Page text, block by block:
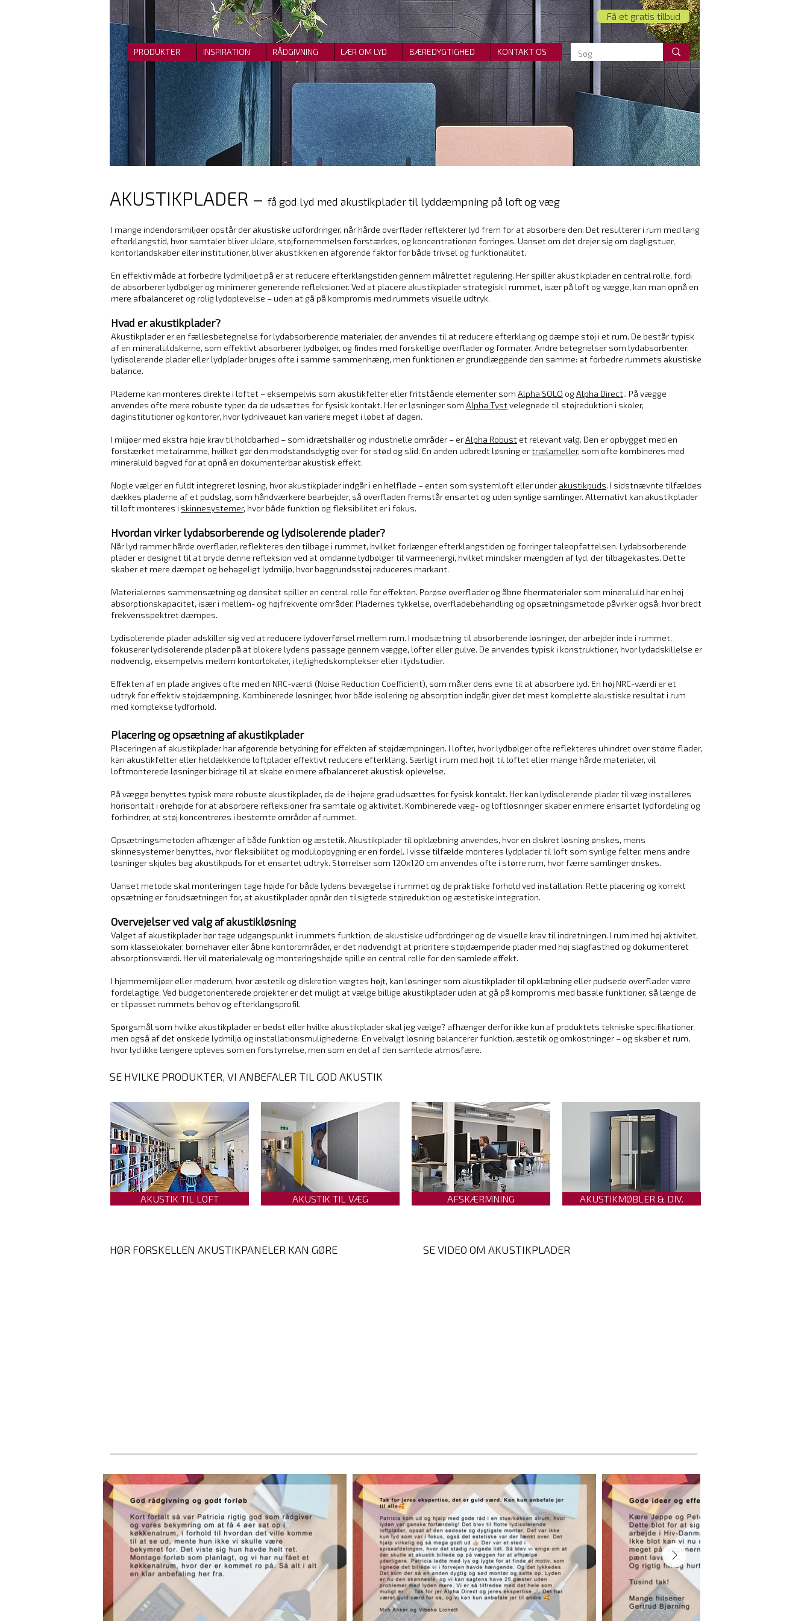
AKUSTIKPLADER – få god lyd med akustikplader til lyddæmpning på loft og væg
I mange indendørsmiljøer opstår der akustiske udfordringer, når hårde overflader reflekterer lyd frem for at absorbere den. Det resulterer i rum med lang
efterklangstid, hvor samtaler bliver uklare, støjfornemmelsen forstærkes, og koncentrationen forringes. Uanset om det drejer sig om dagligstuer,
kontorlandskaber eller institutioner, bliver akustikken en afgørende faktor for både trivsel og funktionalitet.
En effektiv måde at forbedre lydmiljøet på er at reducere efterklangstiden gennem målrettet regulering. Her spiller akustikplader en central rolle, fordi
de absorberer lydbølger og minimerer generende refleksioner. Ved at placere akustikplader strategisk i rummet, især på loft og vægge, kan man opnå en
mere afbalanceret og rolig lydoplevelse – uden at gå på kompromis med rummets visuelle udtryk.
Hvad er akustikplader?
Akustikplader er en fællesbetegnelse for lydabsorberende materialer, der anvendes til at reducere efterklang og dæmpe støj i et rum. De består typisk
af en mineraluldskerne, som effektivt absorberer lydbølger, og findes med forskellige overflader og formater. Andre betegnelser som lydabsorbenter,
lydisolerende plader eller lydplader bruges ofte i samme sammenhæng, men funktionen er grundlæggende den samme: at forbedre rummets akustiske
balance.
Pladerne kan monteres direkte i loftet – eksempelvis som akustikfelter eller fritstående elementer som Alpha SOLO ogAlpha Direct.. På vægge
anvendes ofte mere robuste typer, da de udsættes for fysisk kontakt. Her er løsninger som Alpha Tystvelegnede til støjreduktion i skoler,
daginstitutioner og kontorer, hvor lydniveauet kan variere meget i løbet af dagen.
I miljøer med ekstra høje krav til holdbarhed – som idrætshaller og industrielle områder – erAlpha Robust et relevant valg. Den er opbygget med en
forstærket metalramme, hvilket gør den modstandsdygtig over for stød og slid. En anden udbredt løsning ertrælameller, som ofte kombineres med
mineraluld bagved for at opnå en dokumenterbar akustisk effekt.
Nogle vælger en fuldt integreret løsning, hvor akustikplader indgår i en helflade – enten som systemloft eller under akustikpuds. I sidstnævnte tilfældes
dækkes pladerne af et pudslag, som håndværkere bearbejder, så overfladen fremstår ensartet og uden synlige samlinger. Alternativt kan akustikplader
til loft monteres i skinnesystemer, hvor både funktion og fleksibilitet er i fokus.
Hvordan virker lydabsorberende og lydisolerende plader?
Når lyd rammer hårde overflader, reflekteres den tilbage i rummet, hvilket forlænger efterklangstiden og forringer taleopfattelsen. Lydabsorberende
plader er designet til at bryde denne refleksion ved at omdanne lydbølger til varmeenergi, hvilket mindsker mængden af lyd, der tilbagekastes. Dette
skaber et mere dæmpet og behageligt lydmiljø, hvor baggrundsstøj reduceres markant.
Materialernes sammensætning og densitet spiller en central rolle for effekten. Porøse overflader og åbne fibermaterialer som mineraluld har en høj
absorptionskapacitet, især i mellem- og højfrekvente områder. Pladernes tykkelse, overfladebehandling og opsætningsmetode påvirker også, hvor bredt
frekvensspektret dæmpes.
Lydisolerende plader adskiller sig ved at reducere lydoverførsel mellem rum. I modsætning til absorberende løsninger, der arbejder inde i rummet,
fokuserer lydisolerende plader på at blokere lydens passage gennem vægge, lofter eller gulve. De anvendes typisk i konstruktioner, hvor lydadskillelse er
nødvendig, eksempelvis mellem kontorlokaler, i lejlighedskomplekser eller i lydstudier.
Effekten af en plade angives ofte med en NRC-værdi (Noise Reduction Coefficient), som måler dens evne til at absorbere lyd. En høj NRC-værdi er et
udtryk for effektiv støjdæmpning. Kombinerede løsninger, hvor både isolering og absorption indgår, giver det mest komplette akustiske resultat i rum
med komplekse lydforhold.
Placering og opsætning af akustikplader
Placeringen af akustikplader har afgørende betydning for effekten af støjdæmpningen. I lofter, hvor lydbølger ofte reflekteres uhindret over større flader,
kan akustikfelter eller heldækkende loftplader effektivt reducere efterklang. Særligt i rum med højt til loftet eller mange hårde materialer, vil
loftmonterede løsninger bidrage til at skabe en mere afbalanceret akustisk oplevelse.
På vægge benyttes typisk mere robuste akustikplader, da de i højere grad udsættes for fysisk kontakt. Her kan lydisolerende plader til væg installeres
horisontalt i ørehøjde for at absorbere refleksioner fra samtale og aktivitet. Kombinerede væg- og loftløsninger skaber en mere ensartet lydfordeling og
forhindrer, at støj koncentreres i bestemte områder af rummet.
Opsætningsmetoden afhænger af både funktion og æstetik. Akustikplader til opklæbning anvendes, hvor en diskret løsning ønskes, mens
skinnesystemer benyttes, hvor fleksibilitet og modulopbygning er en fordel. I visse tilfælde monteres lydplader til loft som synlige felter, mens andre
løsninger skjules bag akustikpuds for et ensartet udtryk. Størrelser som 120x120 cm anvendes ofte i større rum, hvor færre samlinger ønskes.
Uanset metode skal monteringen tage højde for både lydens bevægelse i rummet og de praktiske forhold ved installation. Rette placering og korrekt
opsætning er forudsætningen for, at akustikplader opnår den tilsigtede støjreduktion og æstetiske integration.
Overvejelser ved valg af akustikløsning
Valget af akustikplader bør tage udgangspunkt i rummets funktion, de akustiske udfordringer og de visuelle krav til indretningen. I rum med høj aktivitet,
som klasselokaler, børnehaver eller åbne kontorområder, er det nødvendigt at prioritere støjdæmpende plader med høj slagfasthed og dokumenteret
absorptionsværdi. Her vil materialevalg og monteringshøjde spille en central rolle for den samlede effekt.
I hjemmemiljøer eller møderum, hvor æstetik og diskretion vægtes højt, kan løsninger som akustikplader til opklæbning eller pudsede overflader være
fordelagtige. Ved budgetorienterede projekter er det muligt at vælge billige akustikplader uden at gå på kompromis med basale funktioner, så længe de
er tilpasset rummets behov og efterklangsprofil.
Spørgsmål som hvilke akustikplader er bedst eller hvilke akustikplader skal jeg vælge? afhænger derfor ikke kun af produktets tekniske specifikationer,
men også af det ønskede lydmiljø og installationsmulighederne. En velvalgt løsning balancerer funktion, æstetik og omkostninger – og skaber et rum,
hvor lyd ikke længere opleves som en forstyrrelse, men som en del af den samlede atmosfære.
SE HVILKE PRODUKTER, VI ANBEFALER TIL GOD AKUSTIK
AKUSTIK TIL LOFT AKUSTIK TIL VÆG AFSKÆRMNING AKUSTIKMØBLER & DIV.
HØR FORSKELLEN AKUSTIKPANELER KAN GØRE SE VIDEO OM AKUSTIKPLADER
PRODUKTER INSPIRATION RÅDGIVNING LÆR OM LYD BÆREDYGTIGHED KONTAKT OS
Få et gratis tilbud